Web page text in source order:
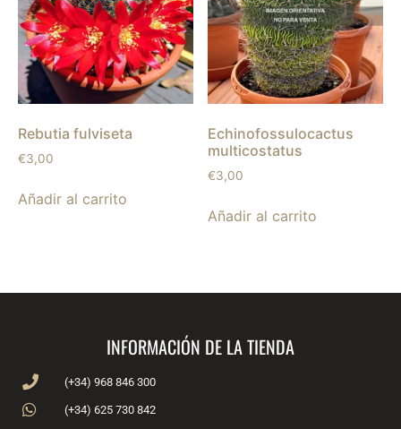
Rebutia fulviseta
€3,00
Añadir al carrito
Echinofossulocactus
multicostatus
€3,00
Añadir al carrito
INFORMACIÓN DE LA TIENDA
(+34) 968 846 300
(+34) 625 730 842